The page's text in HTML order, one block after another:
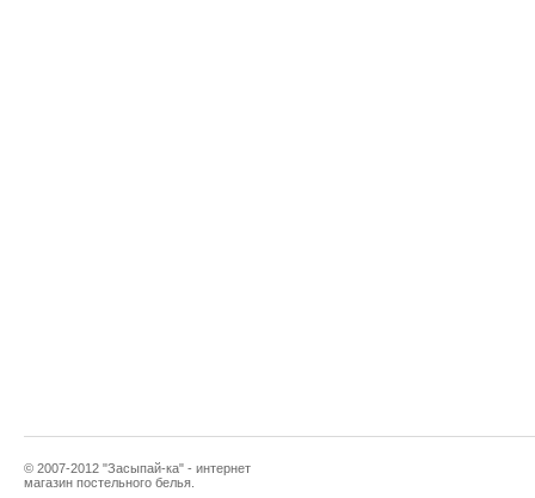
© 2007-2012 "Засыпай-ка" - интернет
магазин постельного белья.